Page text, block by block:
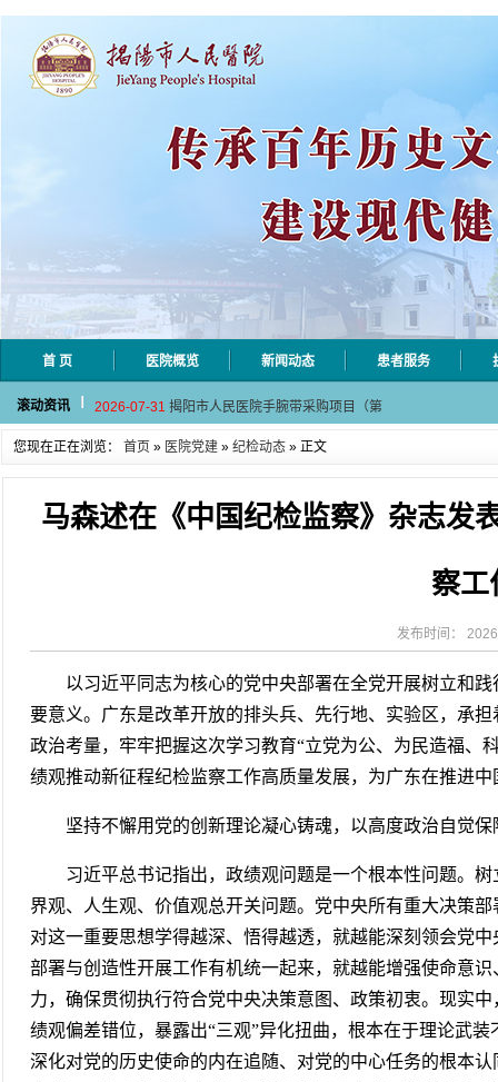
首 页 医院概览 新闻动态 患者服务
滚动资讯
2026-08-04 揭阳市人民医院水电相关设施维护服
2026-07-31 揭阳市人民医院手腕带采购项目（第
2026-07-28 揭阳市人民医院污水处理站运维管理
2026-07-20 揭阳市人民医院血液透析用水成分检
2026-07-31
揭阳市人民医院手腕带采购项目（第
您现在正在浏览： 首页 » 医院党建 » 纪检动态 » 正文
马森述在《中国纪检监察》杂志发
察工
发布时间：
以习近平同志为核心的党中央部署在全党开展树立和
要意义。广东是改革开放的排头兵、先行地、实验区，承
政治考量，牢牢把握这次学习教育“立党为公、为民造福、
绩观推动新征程纪检监察工作高质量发展，为广东在推
坚持不懈用党的创新理论凝心铸魂，以高度政治自
习近平总书记指出，政绩观问题是一个根本性问题。
界观、人生观、价值观总开关问题。党中央所有重大决策
对这一重要思想学得越深、悟得越透，就越能深刻领会党
部署与创造性开展工作有机统一起来，就越能增强使命意
力，确保贯彻执行符合党中央决策意图、政策初衷。现实
绩观偏差错位，暴露出“三观”异化扭曲，根本在于理论武
深化对党的历史使命的内在追随、对党的中心任务的根本